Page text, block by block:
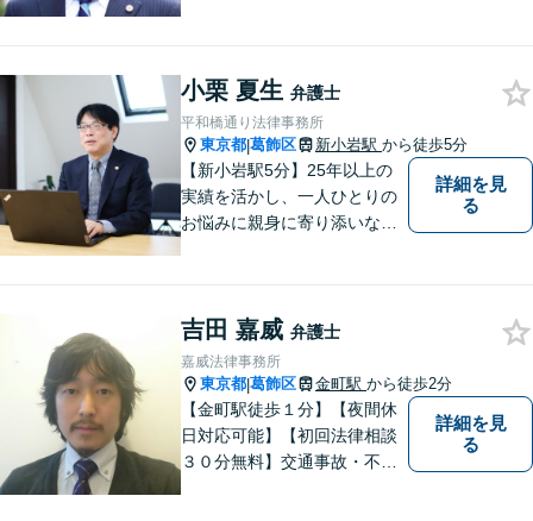
す。＜離婚、相続、交通事
故、企業法務、不動産等＞
【お花茶屋駅徒歩3分】
小栗 夏生 弁護士
平和橋通り法律事務所
東京都|葛飾区 新小岩駅 から徒歩5分
【新小岩駅5分】25年以上の
実績を活かし、一人ひとりの
お悩みに親身に寄り添いなが
や未来を見据えたサポートを
大切にしています。【休日や
夜間相談も柔軟に対応】【WE
B相談可】
詳細を見
る
吉田 嘉威 弁護士
嘉威法律事務所
東京都|葛飾区 金町駅 から徒歩2分
【金町駅徒歩１分】【夜間休
日対応可能】【初回法律相談
３０分無料】交通事故・不動
詳細を見
る